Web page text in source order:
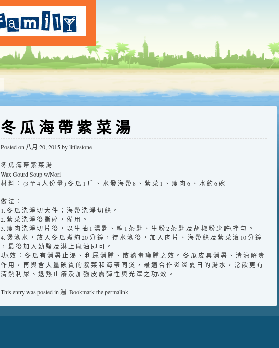
冬 瓜 海 帶 紫 菜 湯
Posted on 八月 20, 2015bylittlestone
冬 瓜 海 帶 紫 菜 湯
Wax Gourd Soup w/Nori
材 料 ： (3 至 4 人 份 量 ) 冬 瓜 1 斤 、 水 發 海 帶 8 、 紫 菜 1 、 瘦 肉 6 、 水 約 6 碗
做 法 ：
1. 冬 瓜 洗 淨 切 大 件 ； 海 帶 洗 淨 切 絲 。
2. 紫 菜 洗 淨 後 撕 碎 ， 備 用 。
3. 瘦 肉 洗 淨 切 片 後 ， 以 生 抽 1 湯 匙 、 糖 1 茶 匙 、 生 粉 2 茶 匙 及 胡 椒 粉 少 許\ 拌 勻 。
4. 煲 滾 水 ， 放 入 冬 瓜 煮 約 20 分 鐘 ， 待 水 滾 後 ， 加 入 肉 片 、 海 帶 絲 及 紫 菜 滾 10 分 鐘
， 最 後 加 入 幼 鹽 及 淋 上 麻 油 即 可 。
功\ 效 ： 冬 瓜 有 消 暑 止 渴 、 利 尿 消 腫 、 散 熱 毒 癰 腫 之 效 。 冬 瓜 皮 具 消 暑 、 清 涼 解 毒
作 用 ， 再 與 含 大 量 碘 質 的 紫 菜 和 海 帶 同 煲 ， 最 適 合 作 炎 炎 夏 日 的 湯 水 ， 常 飲 更 有
清 熱 利 尿 、 退 熱 止 癢 及 加 強 皮 膚 彈 性 與 光 澤 之 功\ 效 。
This entry was posted in 湯. Bookmark thepermalink.